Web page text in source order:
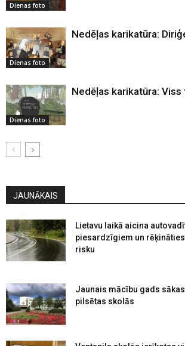
Dienas foto
Dienas foto
Nedēļas karikatūra:
Dienas foto
Nedēļas karikatūra: Viss
JAUNĀKAIS
Lietavu laikā aicina
piesardzīgiem un
risku
Jaunais mācību gads
pilsētas skolās